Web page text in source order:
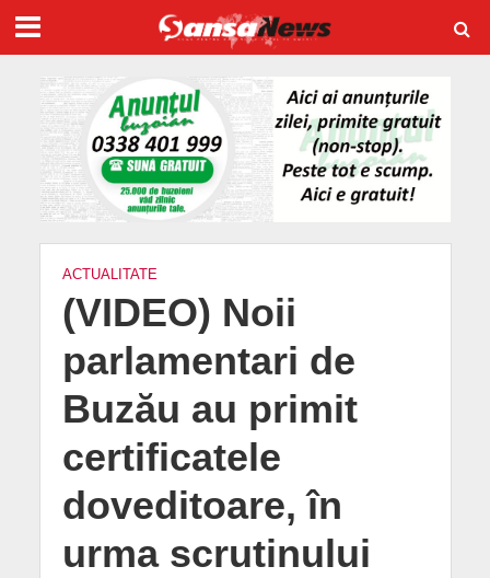
ACTUALITATE
(VIDEO) Noii
parlamentari de
Buzău au primit
certificatele
doveditoare, în
urma scrutinului